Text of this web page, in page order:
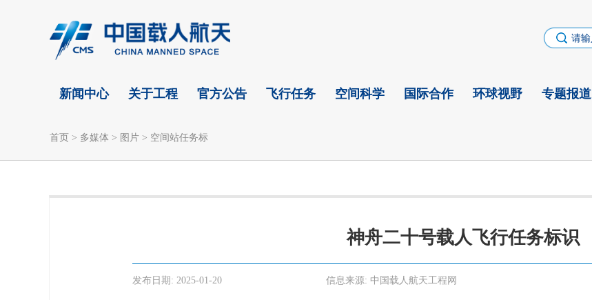
新闻中心 关于工程 官方公告 飞行任务 空间科学 国际合作 环球视野 专题报道
首页 > 多媒体 > 图片 > 空间站任务标
神舟二十号载人飞行任务标识
发布日期: 2025-01-20 信息来源: 中国载人航天工程网